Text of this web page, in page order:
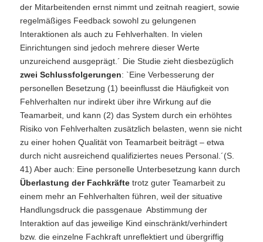
der Mitarbeitenden ernst nimmt und zeitnah reagiert, sowie
regelmäßiges Feedback sowohl zu gelungenen
Interaktionen als auch zu Fehlverhalten. In vielen
Einrichtungen sind jedoch mehrere dieser Werte
unzureichend ausgeprägt.´ Die Studie zieht diesbezüglich
zwei Schlussfolgerungen: `Eine Verbesserung der
personellen Besetzung (1) beeinflusst die Häufigkeit von
Fehlverhalten nur indirekt über ihre Wirkung auf die
Teamarbeit, und kann (2) das System durch ein erhöhtes
Risiko von Fehlverhalten zusätzlich belasten, wenn sie nicht
zu einer hohen Qualität von Teamarbeit beiträgt – etwa
durch nicht ausreichend qualifiziertes neues Personal.´(S.
41) Aber auch: Eine personelle Unterbesetzung kann durch
Überlastung der Fachkräftetrotz guter Teamarbeit zu
einem mehr an Fehlverhalten führen, weil der situative
Handlungsdruck die passgenaue Abstimmung der
Interaktion auf das jeweilige Kind einschränkt/verhindert
bzw. die einzelne Fachkraft unreflektiert und übergriffig